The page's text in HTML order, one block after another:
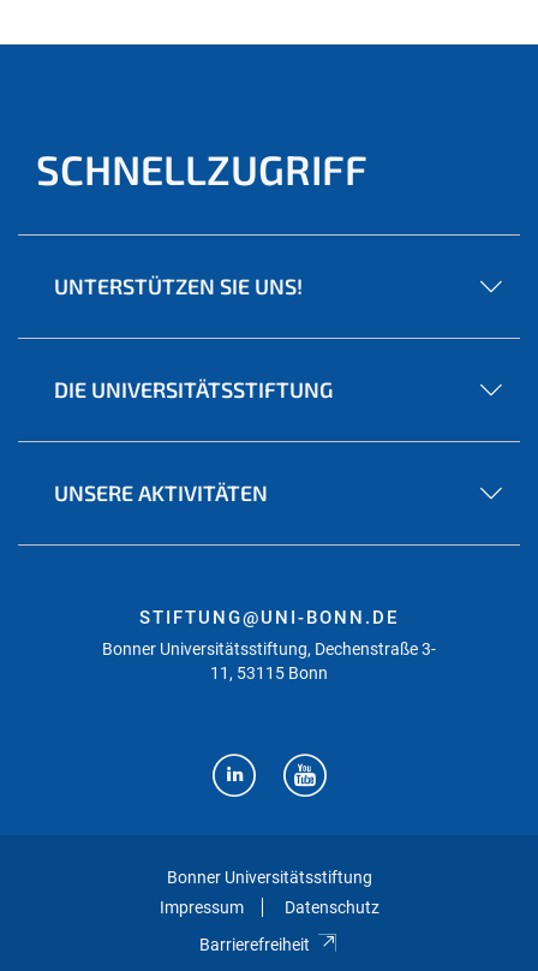
SCHNELLZUGRIFF
UNTERSTÜTZEN SIE UNS!
DIE UNIVERSITÄTSSTIFTUNG
UNSERE AKTIVITÄTEN
STIFTUNG@UNI-BONN.DE
Bonner Universitätsstiftung, Dechenstraße 3-
11, 53115 Bonn
Bonner Universitätsstiftung
Impressum
Datenschutz
Barrierefreiheit